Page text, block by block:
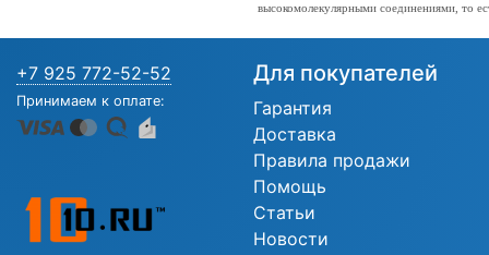
высокомолекулярными соединениями, то
+7 925 772-52-52
Принимаем к оплате:
Для покупателей
Гарантия
Доставка
Правила продажи
Помощь
Статьи
Новости